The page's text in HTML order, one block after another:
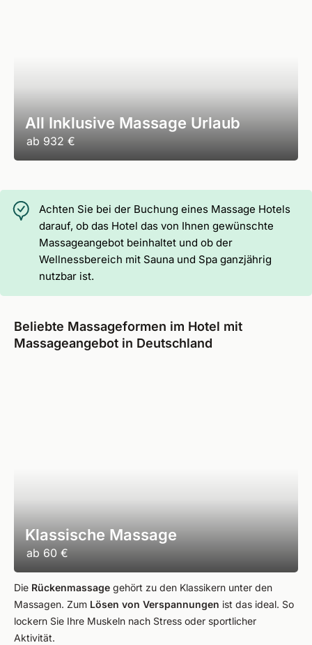
All Inklusive Massage Urlaub
ab 932 €
Achten Sie bei der Buchung eines Massage Hotels
darauf, ob das Hotel das von Ihnen gewünschte
Massageangebot beinhaltet und ob der
Wellnessbereich mit Sauna und Spa ganzjährig
nutzbar ist.
Beliebte Massageformen im Hotel mit
Massageangebot in Deutschland
Klassische Massage
ab 60 €
Die Rückenmassage gehört zu den Klassikern unter den
Massagen. Zum Lösen von Verspannungen ist das ideal. So
lockern Sie Ihre Muskeln nach Stress oder sportlicher
Aktivität.